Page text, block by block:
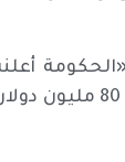
المياه، كما أطلقت